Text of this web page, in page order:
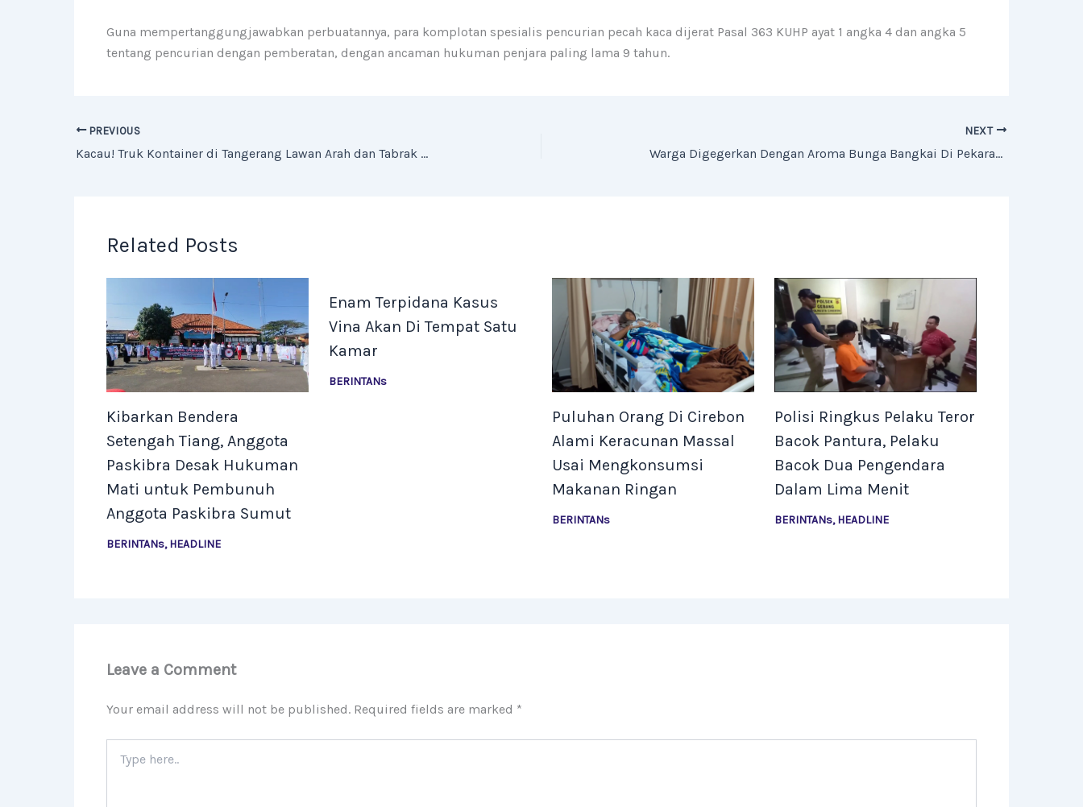
Guna mempertanggungjawabkan perbuatannya, para komplotan spesialis pencurian pecah kaca dijerat Pasal 363 KUHP ayat 1 angka 4 dan angka 5
tentang pencurian dengan pemberatan, dengan ancaman hukuman penjara paling lama 9 tahun.
PREVIOUS
Kacau! Truk Kontainer di Tangerang Lawan Arah dan Tabrak Lari
NEXT
Warga Digegerkan Dengan Aroma Bunga Bangkai Di Pekarangan Rumah
Related Posts
Kibarkan Bendera
Setengah Tiang, Anggota
Paskibra Desak Hukuman
Mati untuk Pembunuh
Anggota Paskibra Sumut
BERINTANs,HEADLINE
Enam Terpidana Kasus
Vina Akan Di Tempat Satu
Kamar
BERINTANs
Puluhan Orang Di Cirebon
Alami Keracunan Massal
Usai Mengkonsumsi
Makanan Ringan
BERINTANs
Polisi Ringkus Pelaku Teror
Bacok Pantura, Pelaku
Bacok Dua Pengendara
Dalam Lima Menit
BERINTANs,HEADLINE
Leave a Comment
Your email address will not be published. Required fields are marked *
here..